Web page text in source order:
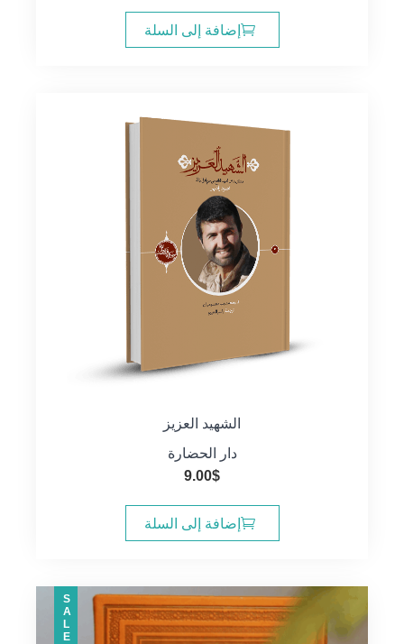
هو:
14.00$.
هو:
12.00$.
إضافة إلى السلة
الشهيد العزيز
دار الحضارة
9.00$
إضافة إلى السلة
SALE